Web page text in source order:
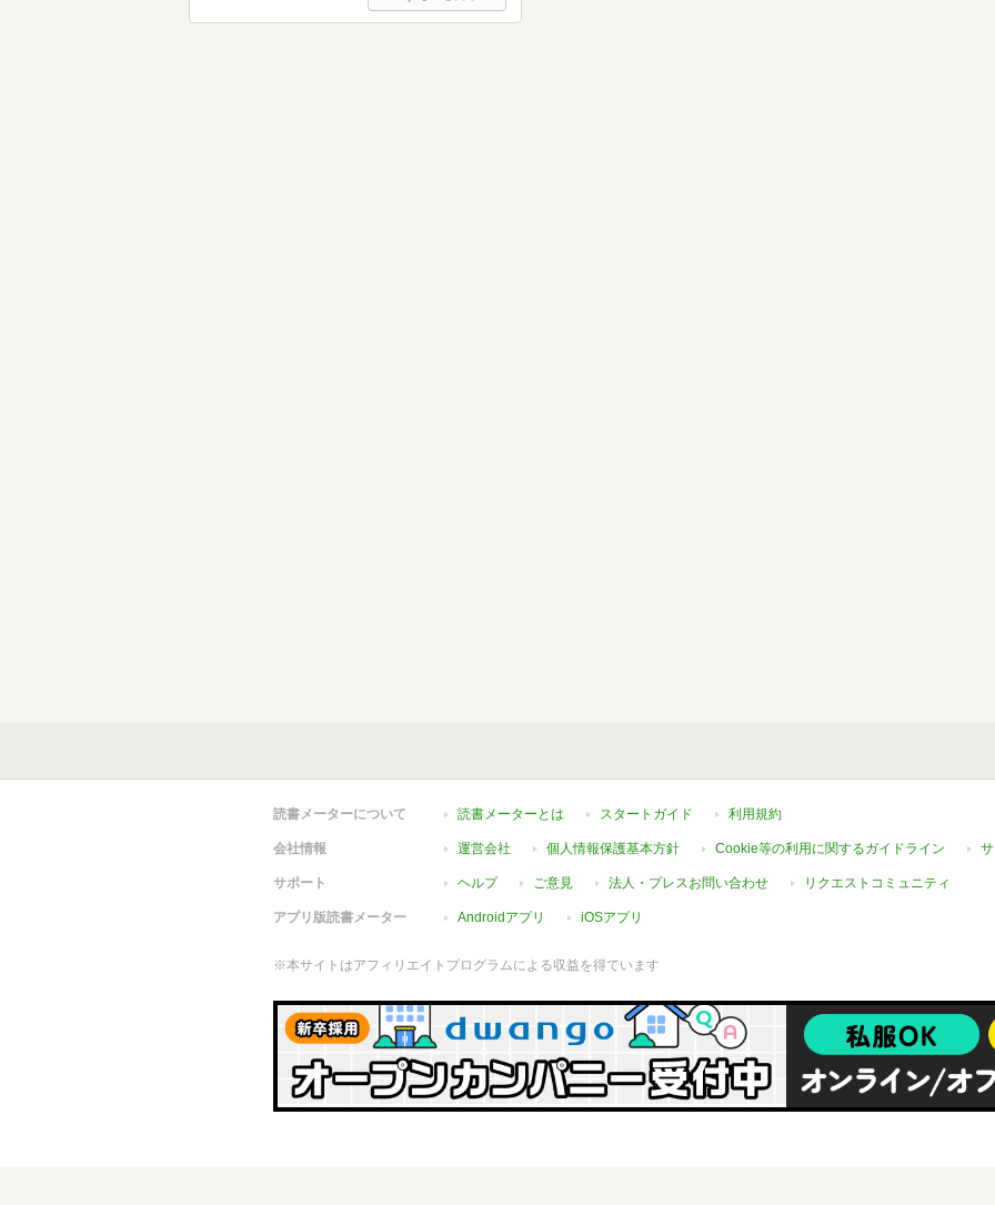
読書メーターについて 読書メーターとは スタートガイド 利用規約
会社情報 運営会社 個人情報保護基本方針 Cookie等の利用に関するガイドライン
サポート ヘルプ ご意見 法人・プレスお問い合わせ リクエストコミュニティ
アプリ版読書メーター Androidアプリ iOSアプリ
※本サイトはアフィリエイトプログラムによる収益を得ています